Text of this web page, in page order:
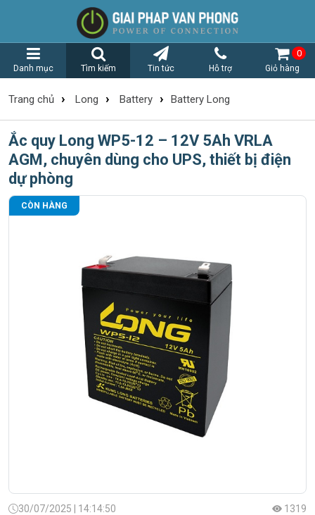
Danh mục Tìm kiếm Tin tức Hỗ trợ Giỏ hàng
0
Trang chủ › Long › Battery › Battery Long
Ắc quy Long WP5-12 – 12V 5Ah VRLA
AGM, chuyên dùng cho UPS, thiết bị điện
dự phòng
CÒN HÀNG
30/07/2025 | 14:14:50 1319